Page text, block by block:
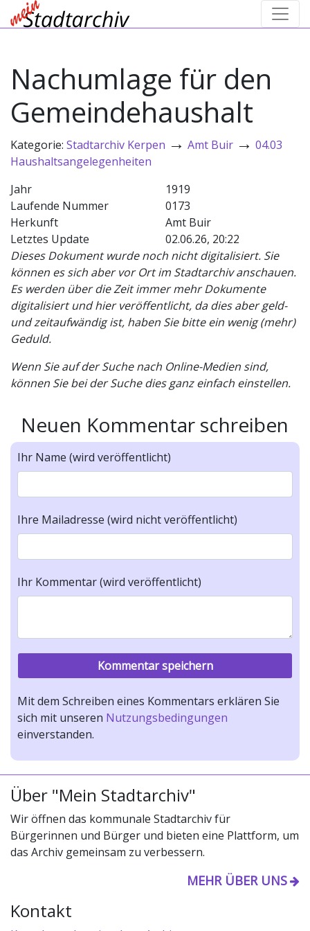
Nachumlage für den
Gemeindehaushalt
Kategorie: Stadtarchiv Kerpen → Amt Buir → 04.03
Haushaltsangelegenheiten
Jahr
1919
Laufende Nummer
0173
Herkunft
Amt Buir
Letztes Update
02.06.26, 20:22
Dieses Dokument wurde noch nicht digitalisiert. Sie
können es sich aber vor Ort im Stadtarchiv anschauen.
Es werden über die Zeit immer mehr Dokumente
digitalisiert und hier veröffentlicht, da dies aber geld-
und zeitaufwändig ist, haben Sie bitte ein wenig (mehr)
Geduld.
Wenn Sie auf der Suche nach Online-Medien sind,
können Sie bei der Suche dies ganz einfach einstellen.
Neuen Kommentar schreiben
Ihr Name (wird veröffentlicht)
Ihre Mailadresse (wird nicht veröffentlicht)
Ihr Kommentar (wird veröffentlicht)
Mit dem Schreiben eines Kommentars erklären Sie
sich mit unseren Nutzungsbedingungen
einverstanden.
Über "Mein Stadtarchiv"
Wir öffnen das kommunale Stadtarchiv für
Bürgerinnen und Bürger und bieten eine Plattform, um
das Archiv gemeinsam zu verbessern.
MEHR ÜBER UNS
Kontakt